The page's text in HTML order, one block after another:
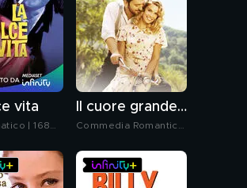
vita
| 168
Il cuore grande delle ragazze
Commedia Romantica